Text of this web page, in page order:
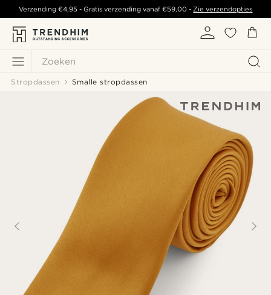
Zoeken
Verzending €4,95 - Gratis verzending vanaf€59,00 -Zie verzendopties
Stropdassen Smalle stropdassen